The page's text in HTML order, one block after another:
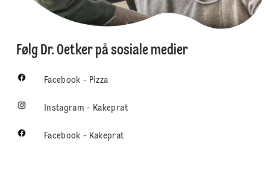
Følg Dr. Oetker på sosiale medier
Facebook - Pizza
Instagram - Kakeprat
Facebook - Kakeprat